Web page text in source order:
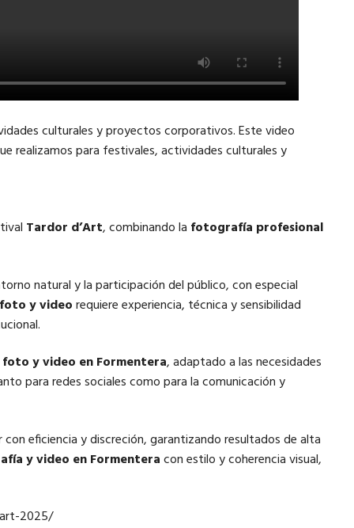
culturales y proyectos corporativos. Este video
realizamos para festivales, actividades culturales y
Tardor d’Art, combinando la fotografía profesional
natural y la participación del público, con especial
foto y videorequiere experiencia, técnica y sensibilidad
foto y video en Formentera, adaptado a las necesidades
para redes sociales como para la comunicación y
eficiencia y discreción, garantizando resultados de alta
y video en Formenteracon estilo y coherencia visual,
2025/